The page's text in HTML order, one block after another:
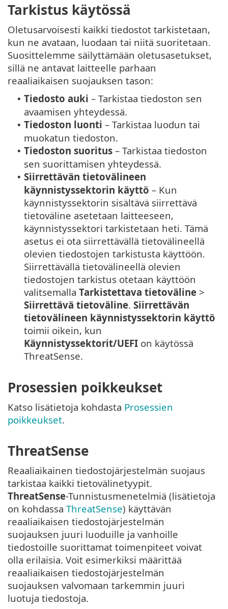
Tarkistus käytössä
Oletusarvoisesti kaikki tiedostot tarkistetaan,
kun ne avataan, luodaan tai niitä suoritetaan.
Suosittelemme säilyttämään oletusasetukset,
sillä ne antavat laitteelle parhaan
reaaliaikaisen suojauksen tason:
• Tiedosto auki – Tarkistaa tiedoston sen
avaamisen yhteydessä.
• Tiedoston luonti – Tarkistaa luodun tai
muokatun tiedoston.
• Tiedoston suoritus – Tarkistaa tiedoston
sen suorittamisen yhteydessä.
• Siirrettävän tietovälineen
käynnistyssektorin käyttö – Kun
käynnistyssektorin sisältävä siirrettävä
tietoväline asetetaan laitteeseen,
käynnistyssektori tarkistetaan heti. Tämä
asetus ei ota siirrettävällä tietovälineellä
olevien tiedostojen tarkistusta käyttöön.
Siirrettävällä tietovälineellä olevien
tiedostojen tarkistus otetaan käyttöön
valitsemalla Tarkistettava tietoväline >
Siirrettävä tietoväline. Siirrettävän
tietovälineen käynnistyssektorin käyttö
toimii oikein, kun
Käynnistyssektorit/UEFI on käytössä
ThreatSense.
Prosessien poikkeukset
Katso lisätietoja kohdasta Prosessien
poikkeukset.
ThreatSense
Reaaliaikainen tiedostojärjestelmän suojaus
tarkistaa kaikki tietovälinetyypit.
ThreatSense-Tunnistusmenetelmiä (lisätietoja
on kohdassa ThreatSense) käyttävän
reaaliaikaisen tiedostojärjestelmän
suojauksen juuri luoduille ja vanhoille
tiedostoille suorittamat toimenpiteet voivat
olla erilaisia. Voit esimerkiksi määrittää
reaaliaikaisen tiedostojärjestelmän
suojauksen valvomaan tarkemmin juuri
luotuja tiedostoja.